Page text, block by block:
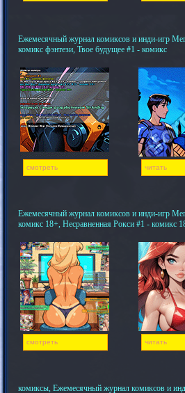
Ежемесячный журнал комиксов и инди-игр
комикс фэнтези, Твое будущее #1 - комикс
смотреть читать
Ежемесячный журнал комиксов и инди-игр
комикс 18+, Несравненная Рокси #1 - комикс
смотреть читать
комиксы, Ежемесячный журнал комиксов и